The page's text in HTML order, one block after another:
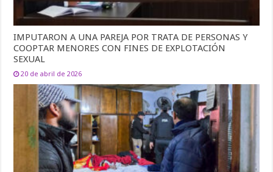
IMPUTARON A UNA PAREJA POR TRATA DE PERSONAS Y
COOPTAR MENORES CON FINES DE EXPLOTACIÓN
SEXUAL
20 de abril de 2026